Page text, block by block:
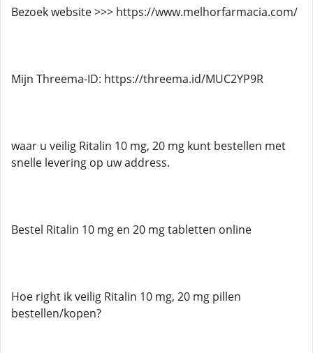
Bezoek website >>> https://www.melhorfarmacia.com/
Mijn Threema-ID: https://threema.id/MUC2YP9R
waar u veilig Ritalin 10 mg, 20 mg kunt bestellen met
snelle levering op uw address.
Bestel Ritalin 10 mg en 20 mg tabletten online
Hoe right ik veilig Ritalin 10 mg, 20 mg pillen
bestellen/kopen?